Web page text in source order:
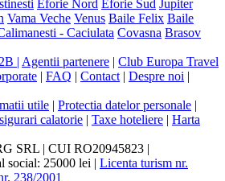
Eforie Nord Eforie Sud Jupiter
Vama Veche Venus Baile Felix Baile
- Caciulata Covasna Brasov
| Agentii partenere
Club Europa Travel
FAQ Contact| Despre noi
utile Protectia datelor personale
calatorie Taxe hoteliere
Harta
SRL
CUI RO20945823
social: 25000 lei
Licenta turism nr.
238/2001